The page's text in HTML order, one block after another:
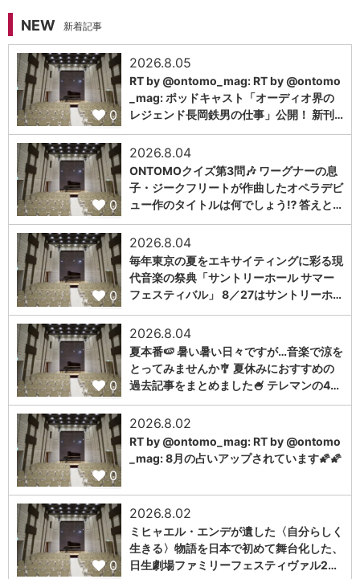
NEW 新着記事
0
2026.8.05
RT by @ontomo_mag: RT by @ontomo
_mag: ポッドキャスト「オーディオ界の
レジェンド長岡鉄男の仕事」公開！ 新刊…
0
2026.8.04
ONTOMOクイズ第3問🎶 ワーグナーの息
子・ジークフリートが作曲したオペラデビ
ュー作のタイトルは何でしょう⁉️ 答えと…
0
2026.8.04
毎年東京の夏をエキサイティングに彩る現
代音楽の祭典「サントリーホール サマー
フェスティバル」 8／27はサントリーホ…
0
2026.8.04
夏本番🍉 暑い暑い日々ですが…音楽で涼を
とってみませんか🎐 夏休みにおすすめの
過去記事をまとめました🍧 テレマンの4…
0
2026.8.02
RT by @ontomo_mag: RT by @ontomo
_mag: 8月の占いアップされています🌠🌠
0
2026.8.02
ミヒャエル・エンデが遺した〈自分らしく
生きる〉物語を日本で初めて舞台化した、
日生劇場ファミリーフェスティヴァル2…